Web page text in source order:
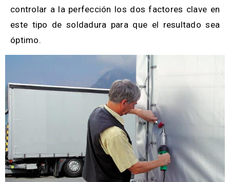
controlar a la perfección los dos factores clave en
este tipo de soldadura para que el resultado sea
óptimo.